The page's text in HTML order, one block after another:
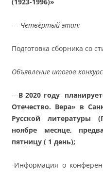
— Четвёртый этап:
Подготовка сборника со
Объявление итогов
—В 2020 году
Отечество. Вера» в
Русской
ноябре месяце,
пятницу ( 1 день);
-Информация о